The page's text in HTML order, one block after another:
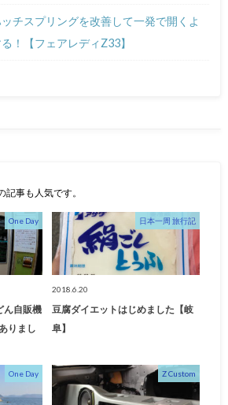
ッチスプリングを改善して一発で開くよ
！【フェアレディZ33】
記事も人気です。
One Day
ん自販機
りまし
日本一周 旅行記
2018.6.20
豆腐ダイエットはじめました【岐
阜】
One Day Z Custom